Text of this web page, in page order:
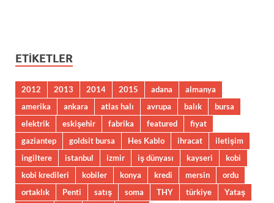
ETIKETLER
2012 2013 2014 2015 adana
almanya
amerika
ankara atlas halı avrupa balık
bursa
elektrik
eskişehir fabrika featured
fiyat
gaziantep
goldsit bursa Hes Kablo ihracat
iletişim
ingiltere
istanbul izmir iş dünyası kayseri
kobi
kobi kredileri
kobiler konya kredi mersin
ordu
ortaklık
Penti satış soma THY türkiye Yataş